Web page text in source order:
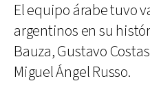
El equipo árabe tuvo
argentinos en su
Bauza, Gustavo
Miguel Ángel Russo.